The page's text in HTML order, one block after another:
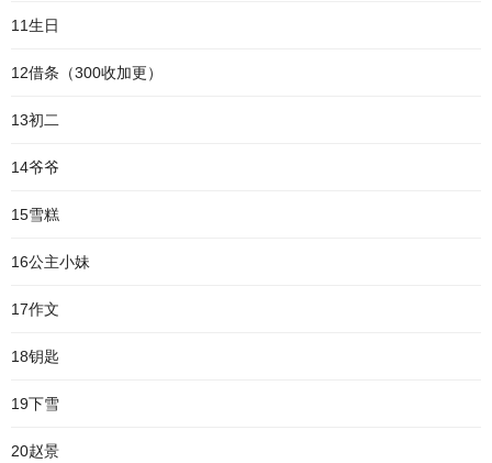
11生日
12借条（300收加更）
13初二
14爷爷
15雪糕
16公主小妹
17作文
18钥匙
19下雪
20赵景